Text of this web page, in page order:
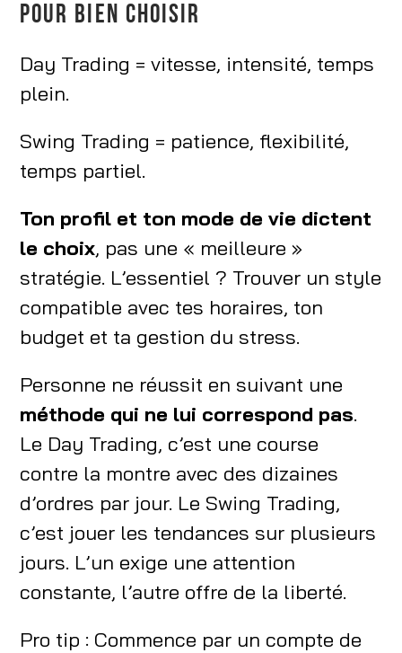
POUR BIEN CHOISIR
Day Trading = vitesse, intensité, temps
plein.
Swing Trading = patience, flexibilité,
temps partiel.
Ton profil et ton mode de vie dictent
le choix, pas une « meilleure »
stratégie. L’essentiel ? Trouver un style
compatible avec tes horaires, ton
budget et ta gestion du stress.
Personne ne réussit en suivant une
méthode qui ne lui correspond pas.
Le Day Trading, c’est une course
contre la montre avec des dizaines
d’ordres par jour. Le Swing Trading,
c’est jouer les tendances sur plusieurs
jours. L’un exige une attention
constante, l’autre offre de la liberté.
Pro tip : Commence par un compte de